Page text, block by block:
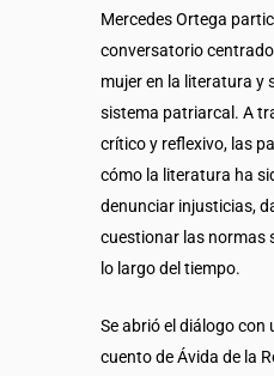
Mercedes Ortega
conversatorio centrado
mujer en la literatura y
sistema patriarcal. A
crítico y reflexivo, las
cómo la literatura ha
denunciar injusticias,
cuestionar las normas
lo largo del tiempo.
Se abrió el diálogo con
cuento de Ávida de la